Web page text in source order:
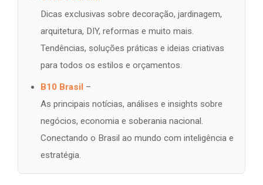
Dicas exclusivas sobre decoração, jardinagem,
arquitetura, DIY, reformas e muito mais.
Tendências, soluções práticas e ideias criativas
para todos os estilos e orçamentos.
B10 Brasil –
As principais notícias, análises e insights sobre
negócios, economia e soberania nacional.
Conectando o Brasil ao mundo com inteligência e
estratégia.